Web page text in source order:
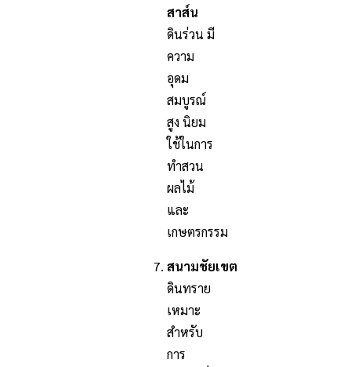
สาส์น
ดินร่วน มี
ความ
อุดม
สมบูรณ์
สูง นิยม
ใช้ในการ
ทำสวน
ผลไม้
และ
เกษตรกรรม
สนามชัยเขต
ดินทราย
เหมาะ
สำหรับ
การ